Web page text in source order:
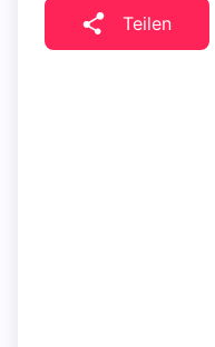
Teilen